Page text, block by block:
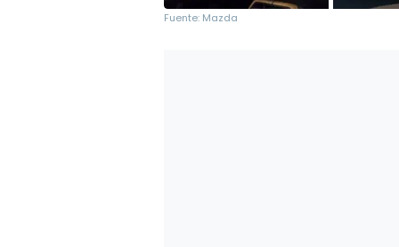
Fuente: Mazda